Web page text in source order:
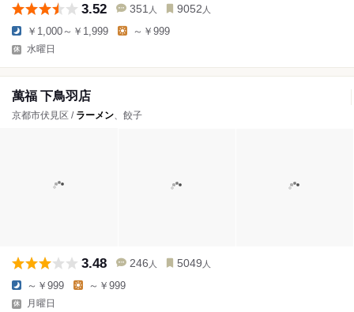
3.52 351 人 9052 人
￥1,000～￥1,999 ～￥999
水曜日
萬福 下鳥羽店
京都市伏見区 / ラーメン、餃子
3.48 246 人 5049 人
～￥999 ～￥999
月曜日